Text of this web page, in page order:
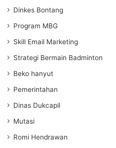
Dinkes Bontang
Program MBG
Skill Email Marketing
Strategi Bermain Badminton
Beko hanyut
Pemerintahan
Dinas Dukcapil
Mutasi
Romi Hendrawan